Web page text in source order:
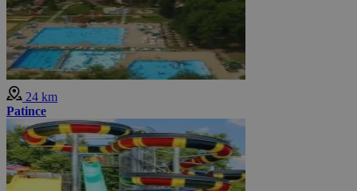
24 km
Patince